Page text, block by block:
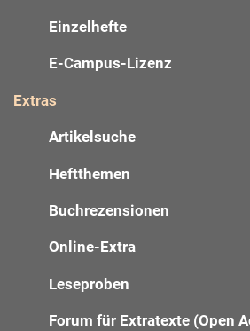
Einzelhefte
E-Campus-Lizenz
Extras
Artikelsuche
Heftthemen
Buchrezensionen
Online-Extra
Leseproben
Forum für Extratexte (Open